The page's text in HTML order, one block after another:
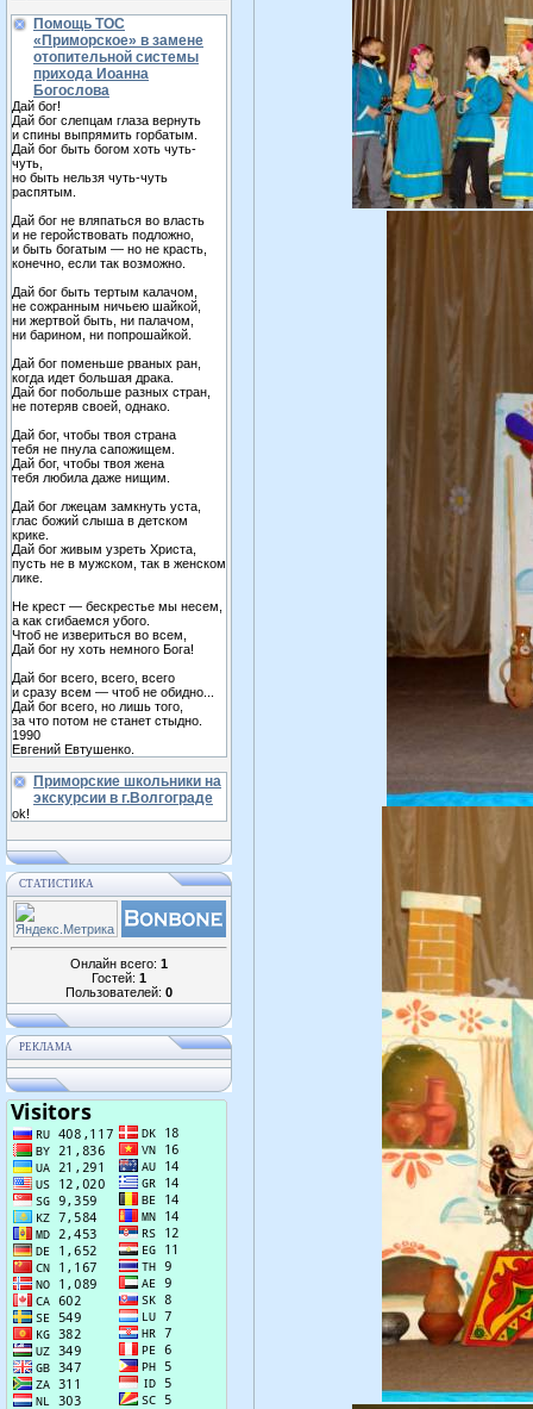
Помощь ТОС
«Приморское» в замене
отопительной системы
прихода Иоанна
Богослова
Дай бог!
Дай бог слепцам глаза вернуть
и спины выпрямить горбатым.
Дай бог быть богом хоть чуть-
чуть,
но быть нельзя чуть-чуть
распятым.
Дай бог не вляпаться во власть
и не геройствовать подложно,
и быть богатым — но не красть,
конечно, если так возможно.
Дай бог быть тертым калачом,
не сожранным ничьею шайкой,
ни жертвой быть, ни палачом,
ни барином, ни попрошайкой.
Дай бог поменьше рваных ран,
когда идет большая драка.
Дай бог побольше разных стран,
не потеряв своей, однако.
Дай бог, чтобы твоя страна
тебя не пнула сапожищем.
Дай бог, чтобы твоя жена
тебя любила даже нищим.
Дай бог лжецам замкнуть уста,
глас божий слыша в детском
крике.
Дай бог живым узреть Христа,
пусть не в мужском, так в женском
лике.
Не крест — бескрестье мы несем,
а как сгибаемся убого.
Чтоб не извериться во всем,
Дай бог ну хоть немного Бога!
Дай бог всего, всего, всего
и сразу всем — чтоб не обидно...
Дай бог всего, но лишь того,
за что потом не станет стыдно.
1990
Евгений Евтушенко.
Приморские школьники на
экскурсии в г.Волгограде
ok!
СТАТИСТИКА
Онлайн всего: 1
Гостей: 1
Пользователей: 0
РЕКЛАМА